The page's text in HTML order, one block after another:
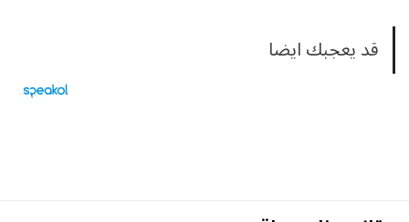
قد يعجبك ايضا